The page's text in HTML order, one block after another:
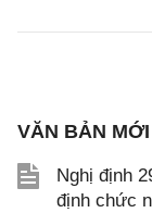
VĂN BẢN
Nghị định
định chức